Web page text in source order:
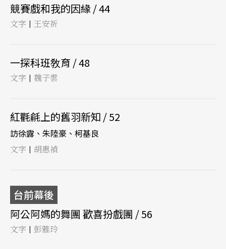
競賽戲和我的因緣 / 44
文字 | 王安祈
一探科班敎育 / 48
文字 | 魏子雲
紅氍毹上的舊羽新知 / 52
訪徐露、朱陸豪、柯基良
文字 | 胡惠禎
台前幕後
阿公阿媽的舞團 歡喜扮戲團 / 56
文字 | 彭雅玲